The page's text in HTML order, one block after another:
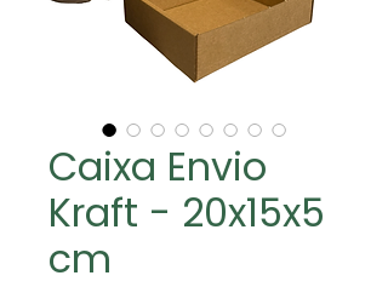
Caixa Envio
Kraft - 20x15x5
cm